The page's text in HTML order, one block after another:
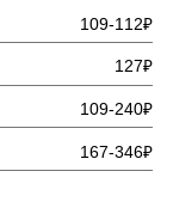
109-112₽
127₽
109-240₽
167-346₽